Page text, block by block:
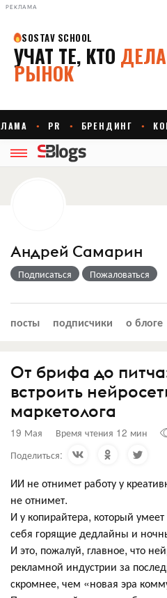
РЕКЛАМА
Андрей Самарин
Подписаться Пожаловаться
посты подписчики о блоге
От брифа до
встроить
маркетолога
19 Мая Время чтения 12 мин
Поделиться:
ИИ не отнимет работу у
не отнимет.
И у копирайтера, который
себя горящие дедлайны и
И это, пожалуй, главное, что
рекламной индустрии за
скромнее, чем «новая эра